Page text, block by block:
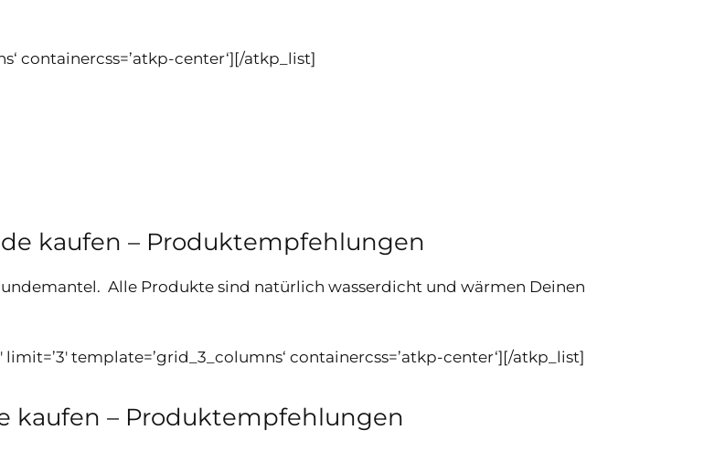
containercss=’atkp-center‘][/atkp_list]
kaufen – Produktempfehlungen
Alle Produkte sind natürlich wasserdicht und wärmen Deinen
template=’grid_3_columns‘ containercss=’atkp-center‘][/atkp_list]
kaufen – Produktempfehlungen